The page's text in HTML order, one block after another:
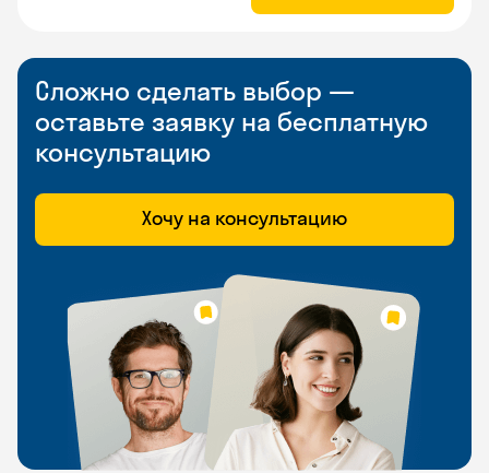
Сложно сделать выбор —
оставьте заявку на бесплатную
консультацию
Хочу на консультацию